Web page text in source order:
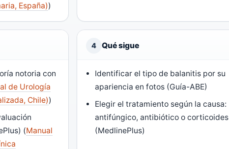
España))
notoria con
de Urología
Chile))
(Manual
4 Qué sigue
Identificar el tipo de balanitis por su
apariencia en fotos (Guía-ABE)
Elegir el tratamiento según la causa:
antifúngico, antibiótico o corticoides
(MedlinePlus)